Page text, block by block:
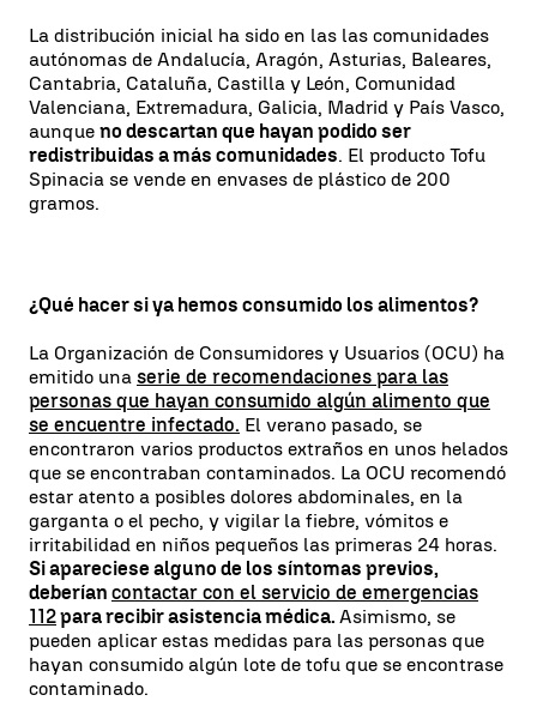
La distribución inicial ha sido en las las comunidades
autónomas de Andalucía, Aragón, Asturias, Baleares,
Cantabria, Cataluña, Castilla y León, Comunidad
Valenciana, Extremadura, Galicia, Madrid y País Vasco,
aunque no descartan que hayan podido ser
redistribuidas a más comunidades. El producto Tofu
Spinacia se vende en envases de plástico de 200
gramos.
¿Qué hacer si ya hemos consumido los alimentos?
La Organización de Consumidores y Usuarios (OCU) ha
emitido una serie de recomendaciones para las
personas que hayan consumido algún alimento que
se encuentre infectado. El verano pasado, se
encontraron varios productos extraños en unos helados
que se encontraban contaminados. La OCU recomendó
estar atento a posibles dolores abdominales, en la
garganta o el pecho, y vigilar la fiebre, vómitos e
irritabilidad en niños pequeños las primeras 24 horas.
Si apareciese alguno de los síntomas previos,
deberían contactar con el servicio de emergencias
112para recibir asistencia médica. Asimismo, se
pueden aplicar estas medidas para las personas que
hayan consumido algún lote de tofu que se encontrase
contaminado.